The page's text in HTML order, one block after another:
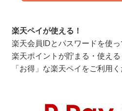
楽天ペイが使える！
楽天会員IDとパスワードを使っ
楽天ポイントが貯まる・使える
「お得」な楽天ペイをご利用く